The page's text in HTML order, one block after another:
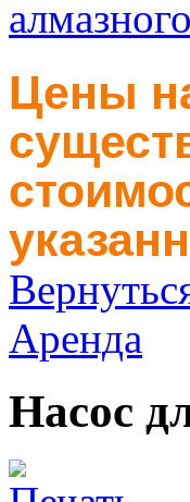
Цены
Аренда
Насос